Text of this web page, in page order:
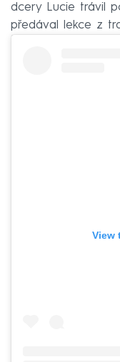
dcery Lucie trávil
předával lekce z
View